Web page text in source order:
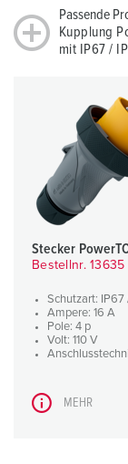
Passende
Kupplung
mit IP67 /
Stecker
Bestellnr. 13635
Schutzart: IP67
Ampere: 16 A
Pole: 4 p
Volt: 110 V
MEHR